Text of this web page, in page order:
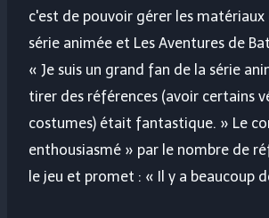
c'est de pouvoir gérer les matériaux
série animée et Les Aventures de
« Je suis un grand fan de la série
tirer des références (avoir certains
costumes) était fantastique. » Le
enthousiasmé » par le nombre de
le jeu et promet : « Il y a beaucoup